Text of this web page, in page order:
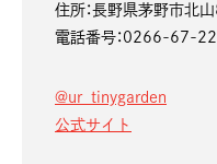
住所：長野県茅野市北
電話番号：0266-67-
@ur_tinygarden
公式サイト